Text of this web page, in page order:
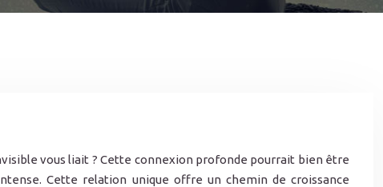
vous liait ? Cette connexion profonde pourrait bien être
Cette relation unique offre un chemin de croissance